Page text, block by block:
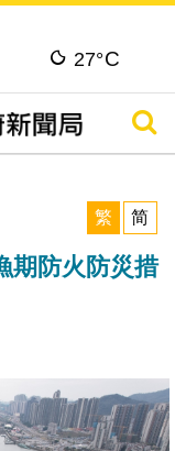
27°C
搜尋
繁
简
期防火防災措